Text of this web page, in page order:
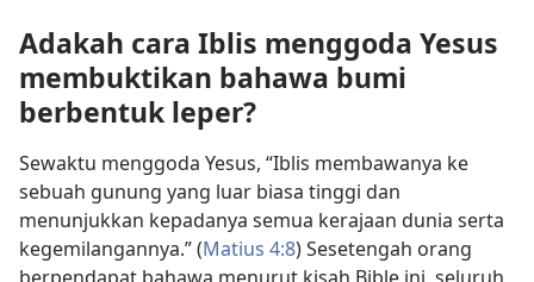
Adakah cara Iblis menggoda Yesus
membuktikan bahawa bumi
berbentuk leper?
Sewaktu menggoda Yesus, “Iblis membawanya ke
sebuah gunung yang luar biasa tinggi dan
menunjukkan kepadanya semua kerajaan dunia serta
kegemilangannya.” (Matius 4:8) Sesetengah orang